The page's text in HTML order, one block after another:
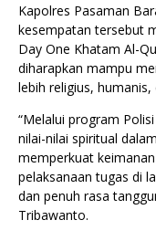
Kapolres Pasaman
kesempatan tersebut
Day One Khatam Al-
diharapkan mampu
lebih religius,
“Melalui program
nilai-nilai spiritual
memperkuat
pelaksanaan tugas di
dan penuh rasa
Tribawanto.